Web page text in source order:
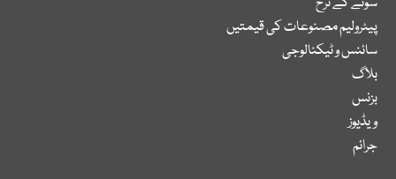
پیٹرولیم مصنوعات کی قیمتیں
سائنس و ٹیکنالوجی
بلاگ
بزنس
ویڈیوز
جرائم